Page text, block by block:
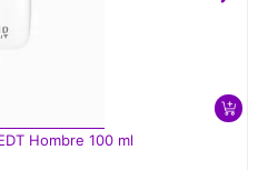
Hombre 100 ml